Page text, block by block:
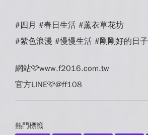
#四月 #春日生活 #薰衣草花坊
#紫色浪漫 #慢慢生活 #剛剛好的日子
網站🩷www.f2016.com.tw
官方LINE🩷@ff108
熱門標籤